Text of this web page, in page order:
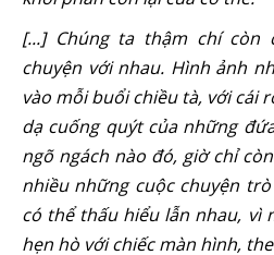
[...] Chúng ta thậm chí còn
chuyện với nhau. Hình ảnh
vào mỗi buổi chiều tà, với cái
dạ cuống quýt của những
ngõ ngách nào đó, giờ chỉ
nhiều những cuộc chuyện
có thể thấu hiểu lẫn nhau, vì
hẹn hò với chiếc màn hình,